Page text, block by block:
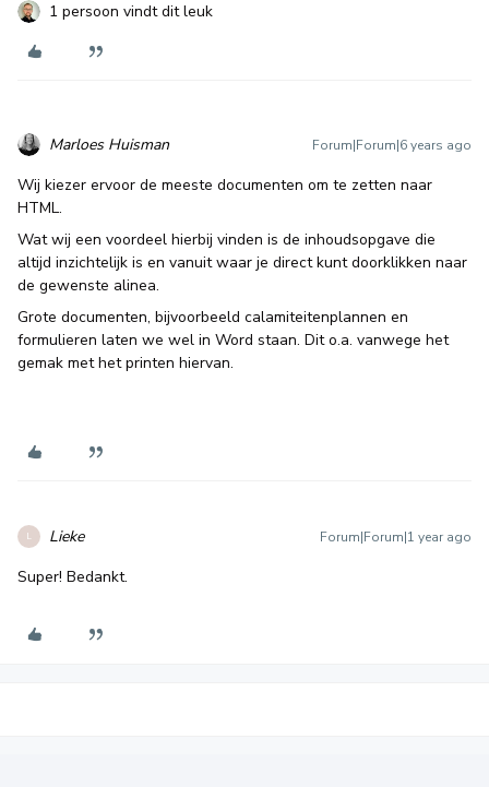
1 persoon vindt dit leuk
Marloes Huisman Forum|Forum|6 years ago
Wij kiezer ervoor de meeste documenten om te zetten naar
HTML.
Wat wij een voordeel hierbij vinden is de inhoudsopgave die
altijd inzichtelijk is en vanuit waar je direct kunt doorklikken naar
de gewenste alinea.
Grote documenten, bijvoorbeeld calamiteitenplannen en
formulieren laten we wel in Word staan. Dit o.a. vanwege het
gemak met het printen hiervan.
L Lieke Forum|Forum|1 year ago
Super! Bedankt.